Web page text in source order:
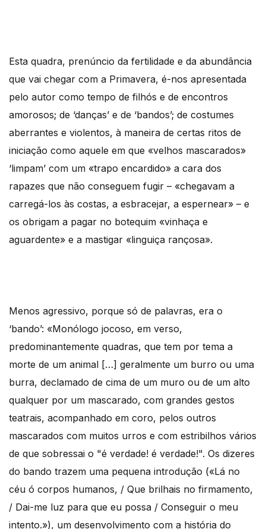
Esta quadra, prenúncio da fertilidade e da abundância
que vai chegar com a Primavera, é-nos apresentada
pelo autor como tempo de filhós e de encontros
amorosos; de ‘danças’ e de ‘bandos’; de costumes
aberrantes e violentos, à maneira de certas ritos de
iniciação como aquele em que «velhos mascarados»
‘limpam’ com um «trapo encardido» a cara dos
rapazes que não conseguem fugir – «chegavam a
carregá-los às costas, a esbracejar, a espernear» – e
os obrigam a pagar no botequim «vinhaça e
aguardente» e a mastigar «linguiça rançosa».
Menos agressivo, porque só de palavras, era o
‘bando’: «Monólogo jocoso, em verso,
predominantemente quadras, que tem por tema a
morte de um animal […] geralmente um burro ou uma
burra, declamado de cima de um muro ou de um alto
qualquer por um mascarado, com grandes gestos
teatrais, acompanhado em coro, pelos outros
mascarados com muitos urros e com estribilhos vários
de que sobressai o "é verdade! é verdade!". Os dizeres
do bando trazem uma pequena introdução («Lá no
céu ó corpos humanos, / Que brilhais no firmamento,
/ Dai-me luz para que eu possa / Conseguir o meu
intento.»), um desenvolvimento com a história do